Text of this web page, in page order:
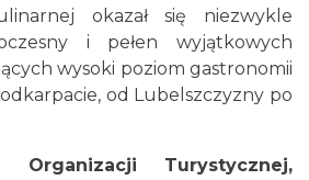
okazał się niezwykle
i pełen wyjątkowych
wysoki poziom gastronomii
od Lubelszczyzny po
Organizacji Turystycznej,